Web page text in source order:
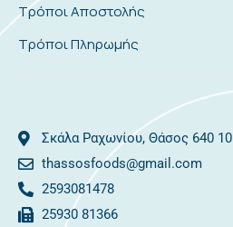
Τρόποι Αποστολής
Τρόποι Πληρωμής
Σκάλα Ραχωνίου, Θάσος 640 10
thassosfoods@gmail.com
2593081478
25930 81366